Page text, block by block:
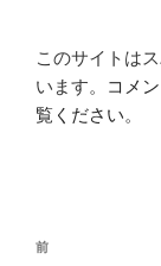
このサイトは
います。
コメ
覧ください。
投
前
前